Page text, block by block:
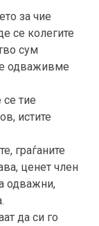
за чие
се колегите
сум
одваживме
тие
истите
граѓаните
ценет член
одважни,
да си го